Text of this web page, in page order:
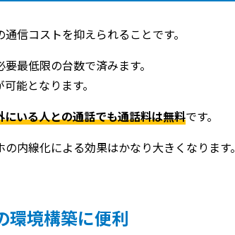
信コストを抑えられることです。
最低限の台数で済みます。
能となります。
にいる人との通話でも通話料は無料です。
内線化による効果はかなり大きくなります。
環境構築に便利